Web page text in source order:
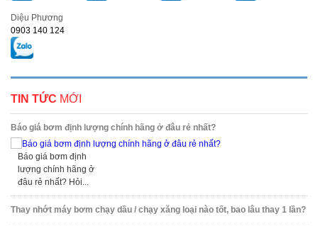
Diệu Phương
0903 140 124
TIN TỨC MỚI
Báo giá bơm định lượng chính hãng ở đâu rẻ nhất?
Báo giá bơm định
lượng chính hãng ở
đâu rẻ nhất? Hỏi...
Thay nhớt máy bơm chạy dầu / chạy xăng loại nào tốt, bao lâu thay 1 lần?